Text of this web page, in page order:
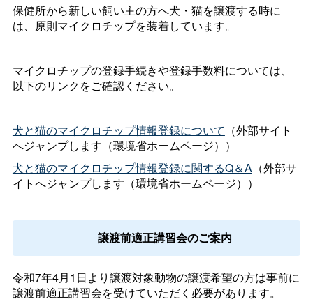
保健所から新しい飼い主の方へ犬・猫を譲渡する時に
は、原則マイクロチップを装着しています。
マイクロチップの登録手続きや登録手数料については、
以下のリンクをご確認ください。
犬と猫のマイクロチップ情報登録について （外部サイト
へジャンプします（環境省ホームページ））
犬と猫のマイクロチップ情報登録に関するQ＆A（外部サ
イトへジャンプします（環境省ホームページ））
譲渡前適正講習会のご案内
令和7年4月1日より譲渡対象動物の譲渡希望の方は事前に
譲渡前適正講習会を受けていただく必要があります。